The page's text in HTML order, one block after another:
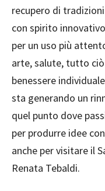
recupero di
con spirito
per un uso più
arte, salute, tutto
benessere
sta generando un
quel punto dove
per produrre idee
anche per visitare il
Renata Tebaldi.